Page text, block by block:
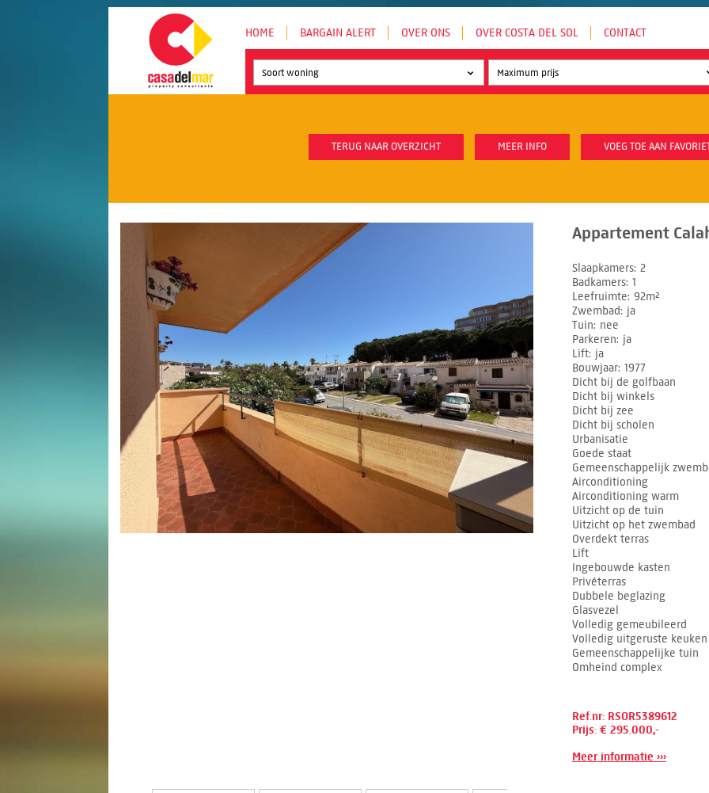
HOME BARGAIN ALERT OVER ONS OVER COSTA DEL SOL CONTACT
Soort woning
TERUG NAAR OVERZICHT MEER INFO VOEG TOE AAN
Appartement
Slaapkamers 2
Badkamers 1
Leefruimte 92m²
Zwembad
ja
Tuin nee
Parkeren ja
Lift ja
Bouwjaar 1977
Dicht bij de golfbaan
Dicht bij winkels
Dicht bij zee
Dicht bij scholen
Urbanisatie
Goede staat
Gemeenschappelijk
Airconditioning
Airconditioning warm
Uitzicht op de tuin
Uitzicht op het zwembad
Overdekt terras
Lift
Ingebouwde kasten
Privéterras
Dubbele beglazing
Glasvezel
Volledig gemeubileerd
Volledig uitgeruste keuken
Gemeenschappelijke tuin
Omheind complex
Ref.nr: RSOR5389612
Prijs: € 295.000,-
Meer informatie ›››